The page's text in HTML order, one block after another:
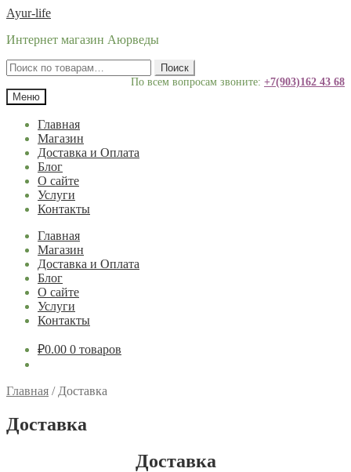
Перейти
навигации
Перейти
содержимому
Ayur-life
Интернет магазин Аюрведы
Искать:
Поиск
По всем вопросам звоните: +7(903)162 43 68
Меню
Главная
Магазин
Доставка и Оплата
Блог
О сайте
Услуги
Контакты
Главная
Магазин
Доставка и Оплата
Блог
О сайте
Услуги
Контакты
₽0.00 0 товаров
Главная / Доставка
Доставка
Доставка